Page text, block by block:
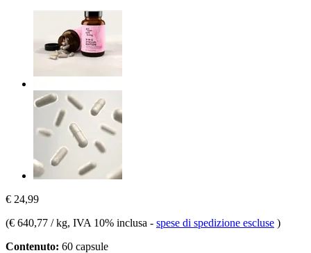
€ 24,99
(€ 640,77 / kg, IVA 10% inclusa - spese di spedizione escluse )
Contenuto: 60 capsule